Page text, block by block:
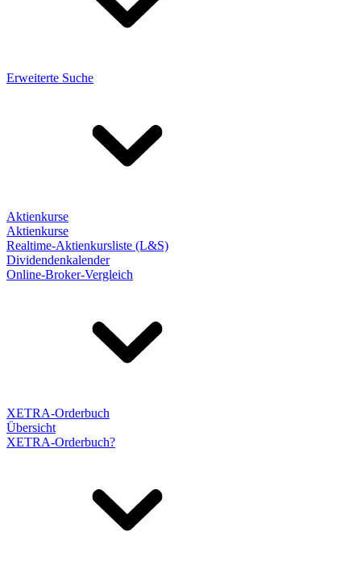
Erweiterte Suche
Aktienkurse
Aktienkurse
Realtime-Aktienkursliste (L&S)
Dividendenkalender
Online-Broker-Vergleich
XETRA-Orderbuch
Übersicht
XETRA-Orderbuch?